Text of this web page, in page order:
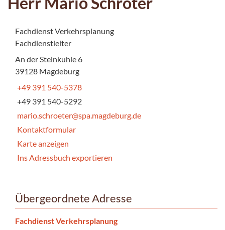
Fachdienst Verkehrsplanung
Fachdienstleiter
An der Steinkuhle 6
39128 Magdeburg
+49 391 540-5378
+49 391 540-5292
mario.schroeter@spa.magdeburg.de
Kontaktformular
Karte anzeigen
Ins Adressbuch exportieren
Übergeordnete Adresse
Fachdienst Verkehrsplanung